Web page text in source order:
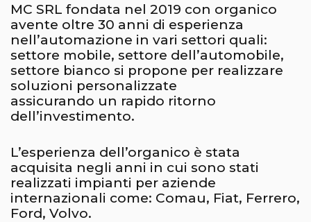
MC SRL fondata nel 2019 con organico
avente oltre 30 anni di esperienza
nell’automazione in vari settori quali:
settore mobile, settore dell’automobile,
settore bianco si propone per realizzare
soluzioni personalizzate
assicurando un rapido ritorno
dell’investimento.
L’esperienza dell’organico è stata
acquisita negli anni in cui sono stati
realizzati impianti per aziende
internazionali come: Comau, Fiat, Ferrero,
Ford, Volvo.